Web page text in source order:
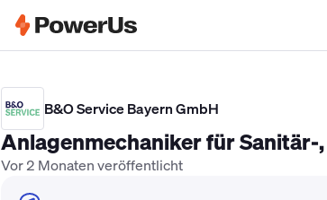
B&O Service Bayern GmbH
Anlagenmechaniker für
Vor 2 Monaten veröffentlicht